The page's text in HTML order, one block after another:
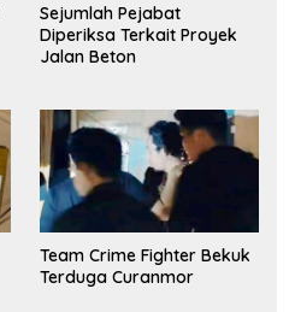
Sejumlah Pejabat
Diperiksa Terkait Proyek
Jalan Beton
Team Crime Fighter Bekuk
Terduga Curanmor